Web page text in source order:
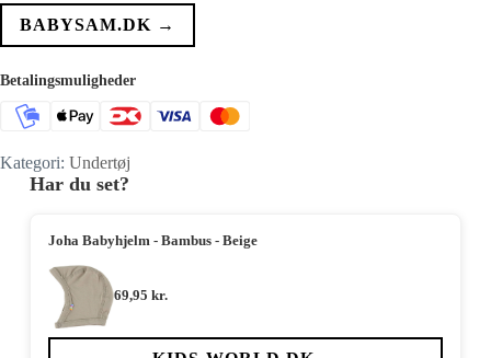
BABYSAM.DK →
Betalingsmuligheder
Kategori: Undertøj
Har du set?
Joha Babyhjelm - Bambus - Beige
69,95 kr.